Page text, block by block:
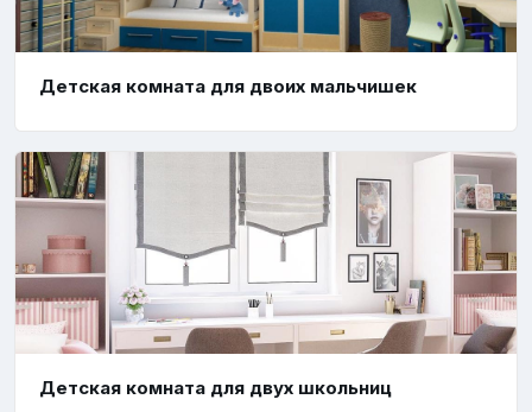
Детская комната для двоих мальчишек
Детская комната для двух школьниц